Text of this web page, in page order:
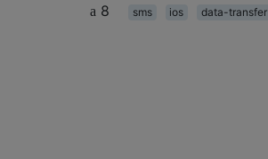
8
sms ios data-transfer